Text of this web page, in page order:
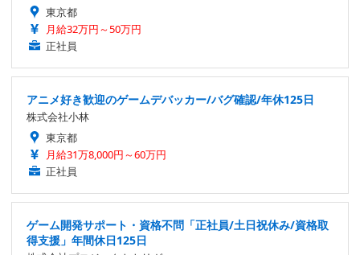
東京都
月給32万円～50万円
正社員
アニメ好き歓迎のゲームデバッカー/バグ確認/年休125日
株式会社小林
東京都
月給31万8,000円～60万円
正社員
ゲーム開発サポート・資格不問「正社員/土日祝休み/資格取
得支援」年間休日125日